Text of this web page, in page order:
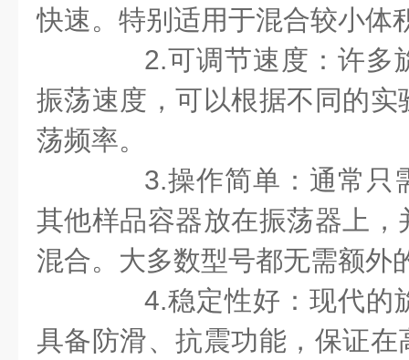
快速。特别适用于混合较小体
2.可调节速度：许多
振荡速度，可以根据不同的
荡频率。
3.操作简单：通常只
其他样品容器放在振荡器上
混合。大多数型号都无需额外
4.稳定性好：现代的
具备防滑、抗震功能，保证